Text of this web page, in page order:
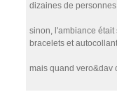
dizaines de
sinon, l'ambiance
bracelets et
mais quand vero&dav